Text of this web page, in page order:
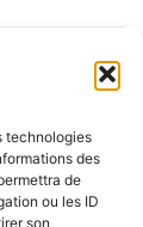
technologies
des
de
ou les ID
son
les pays